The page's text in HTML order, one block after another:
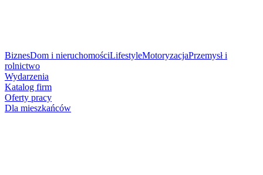
BiznesDom i nieruchomościLifestyleMotoryzacjaPrzemysł i
rolnictwo
Wydarzenia
Katalog firm
Oferty pracy
Dla mieszkańców